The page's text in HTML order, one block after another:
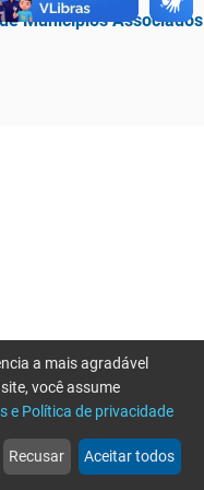
Municípios Associados
web
Notícias
more_horiz
Mais
a mais agradável
você assume
e Política de privacidade
Recusar Aceitar todos
novamente